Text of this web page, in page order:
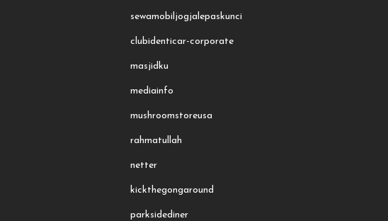
sewamobiljogjalepaskunci
clubidenticar-corporate
masjidku
mediainfo
mushroomstoreusa
rahmatullah
netter
kickthegongaround
parksidediner